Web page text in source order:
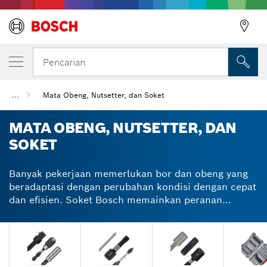
Pencarian
... Mata Obeng, Nutsetter, dan Soket
MATA OBENG, NUTSETTER, DAN
SOKET
Banyak pekerjaan memerlukan bor dan obeng yang
beradaptasi dengan perubahan kondisi dengan cepat
dan efisien. Soket Bosch memainkan peranan
panjang dan diameter serta memberikan daya tahan
ekstra tangguh untuk tugas berat apa pun. Pemegang
magnet universal, sekali klik, dan dapat dilepas